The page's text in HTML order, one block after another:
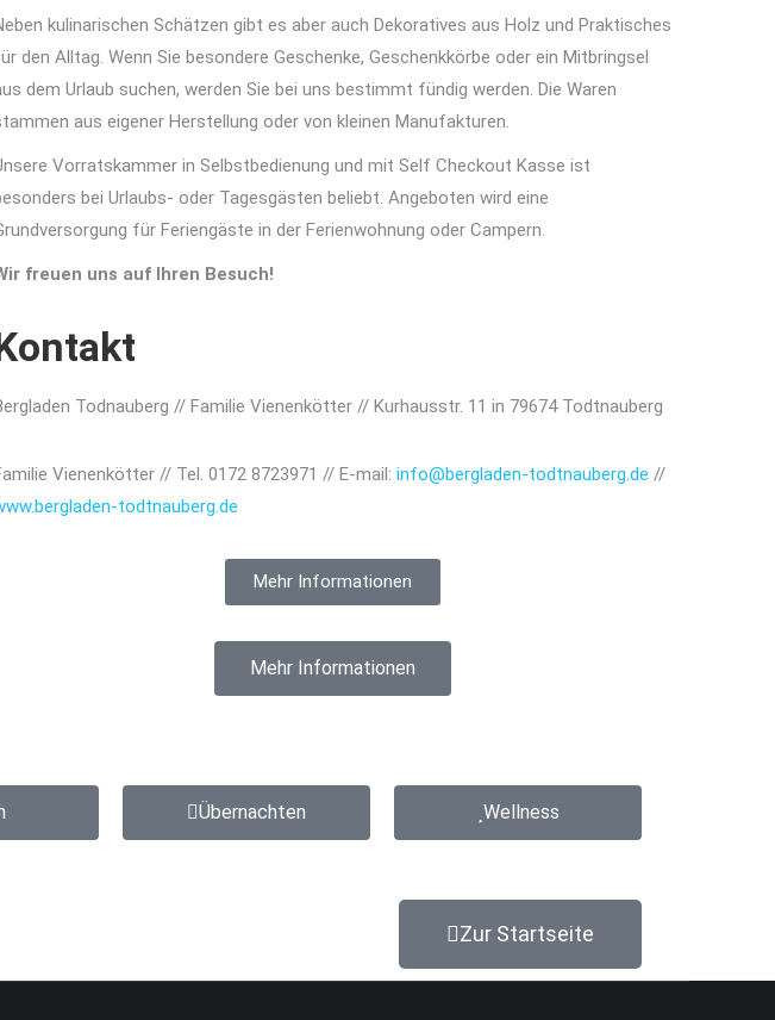
kulinarischen Schätzen gibt es aber auch Dekoratives aus Holz und Praktisches
den Alltag. Wenn Sie besondere Geschenke, Geschenkkörbe oder ein Mitbringsel
dem Urlaub suchen, werden Sie bei uns bestimmt fündig werden. Die Waren
aus eigener Herstellung oder von kleinen Manufakturen.
Vorratskammer in Selbstbedienung und mit Self Checkout Kasse ist
bei Urlaubs- oder Tagesgästen beliebt. Angeboten wird eine
für Feriengäste in der Ferienwohnung oder Campern.
freuen uns auf Ihren Besuch!
Todnauberg // Familie Vienenkötter // Kurhausstr. 11 in 79674 Todtnauberg
Vienenkötter // Tel. 0172 8723971 // E-mail: info@bergladen-todtnauberg.de //
todtnauberg.de
Mehr Informationen
Mehr Informationen
Übernachten Wellness
Zur Startseite